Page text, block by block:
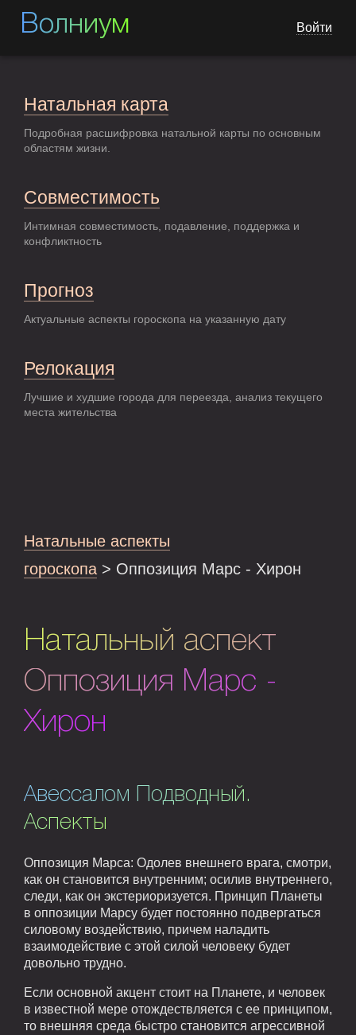
Волниум Войти
Натальная карта
Подробная расшифровка натальной карты по основным
областям жизни.
Совместимость
Интимная совместимость, подавление, поддержка и
конфликтность
Прогноз
Актуальные аспекты гороскопа на указанную дату
Релокация
Лучшие и худшие города для переезда, анализ текущего
места жительства
Натальные аспекты
гороскопа > Оппозиция Марс - Хирон
Натальный аспект
Оппозиция Марс -
Хирон
Авессалом Подводный.
Аспекты
Оппозиция Марса: Одолев внешнего врага, смотри,
как он становится внутренним; осилив внутреннего,
следи, как он экстериоризуется. Принцип Планеты
в оппозиции Марсу будет постоянно подвергаться
силовому воздействию, причем наладить
взаимодействие с этой силой человеку будет
довольно трудно.
Если основной акцент стоит на Планете, и человек
в известной мере отождествляется с ее принципом,
то внешняя среда быстро становится агрессивной